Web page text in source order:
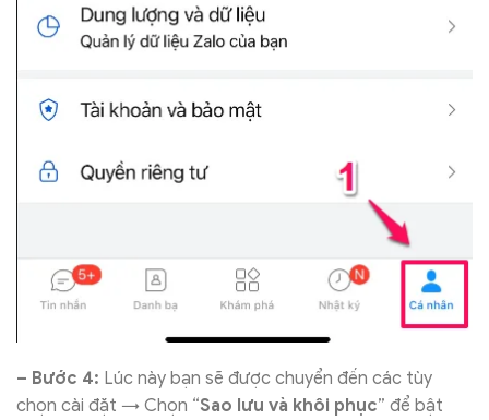
– Bước 4: Lúc này bạn sẽ được chuyển đến các tùy
chọn cài đặt → Chọn “Sao lưu và khôi phục” để bật